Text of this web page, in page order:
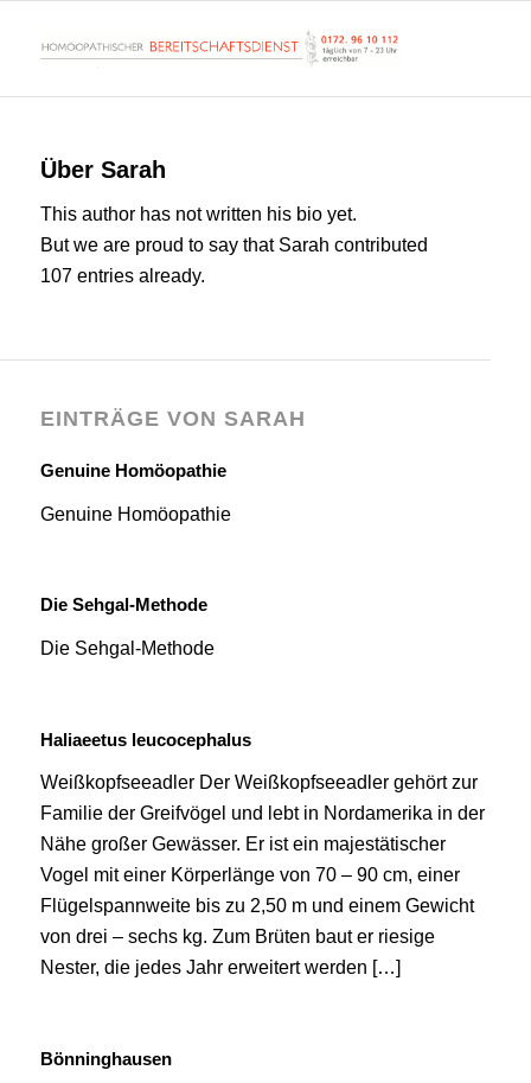
Über Sarah
This author has not written his bio yet.
But we are proud to say that Sarah contributed
107 entries already.
EINTRÄGE VON SARAH
Genuine Homöopathie
Genuine Homöopathie
Die Sehgal-Methode
Die Sehgal-Methode
Haliaeetus leucocephalus
Weißkopfseeadler Der Weißkopfseeadler gehört zur
Familie der Greifvögel und lebt in Nordamerika in der
Nähe großer Gewässer. Er ist ein majestätischer
Vogel mit einer Körperlänge von 70 – 90 cm, einer
Flügelspannweite bis zu 2,50 m und einem Gewicht
von drei – sechs kg. Zum Brüten baut er riesige
Nester, die jedes Jahr erweitert werden […]
Bönninghausen